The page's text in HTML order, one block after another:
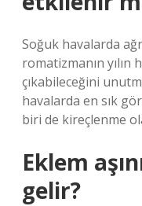
Soğuk havalarda
romatizmanın
çıkabileceğini
havalarda en sık
biri de kireçlenme
Eklem
gelir?